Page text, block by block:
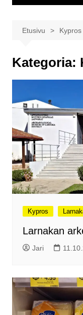
Etusivu Kypros
Kategoria:
Kypros
Larnakan
Jari